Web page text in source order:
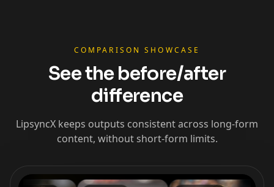
COMPARISON SHOWCASE
See the before/after
difference
LipsyncX keeps outputs consistent across long-form
content, without short-form limits.